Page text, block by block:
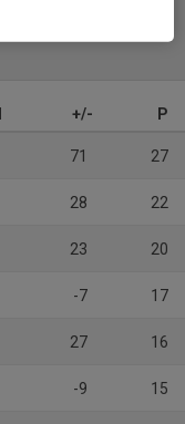
+/- P
71 27
28 22
23 20
-7 17
27 16
-9 15